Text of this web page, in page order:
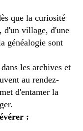
que la curiosité
d'un village, d'une
généalogie sont
les archives et
au rendez-
d'entamer la
: